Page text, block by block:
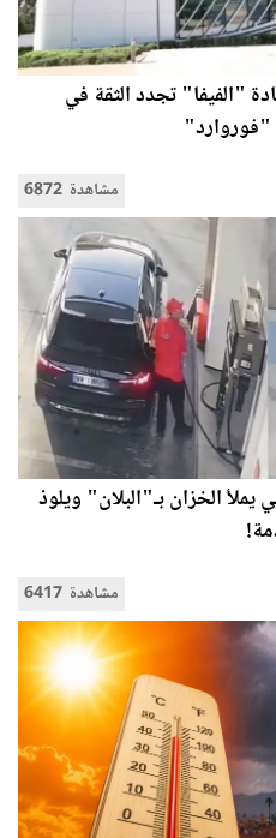
"الفيفا" تجدد الثقة في
6872 مشاهدة
الخزان بـ"البلان" ويلوذ
6417 مشاهدة